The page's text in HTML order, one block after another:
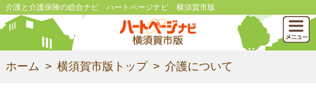
介護と介護保険の総合ナビ ハートページナビ 横須賀市版
ホーム 横須賀市版トップ 介護について